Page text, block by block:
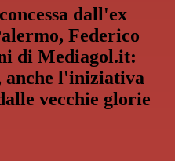
dall'ex
Federico
di Mediagol.it:
anche l'iniziativa
vecchie glorie